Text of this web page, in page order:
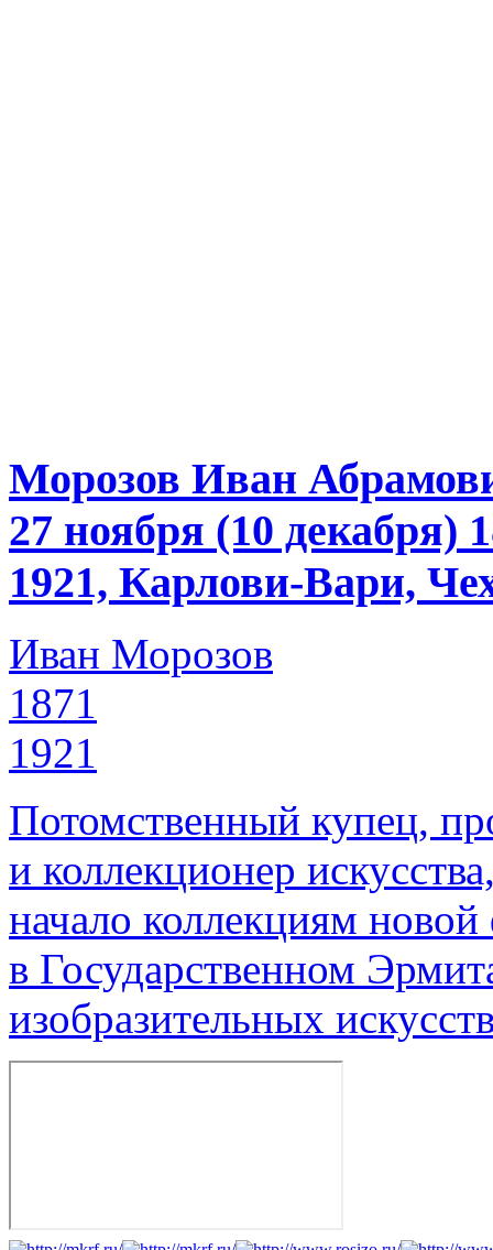
Морозов Иван
27 ноября (10
1921, Карлови-Вари,
Иван Морозов
1871
1921
Потомственный купец,
и коллекционер
начало коллекциям
в Государственном
изобразительных